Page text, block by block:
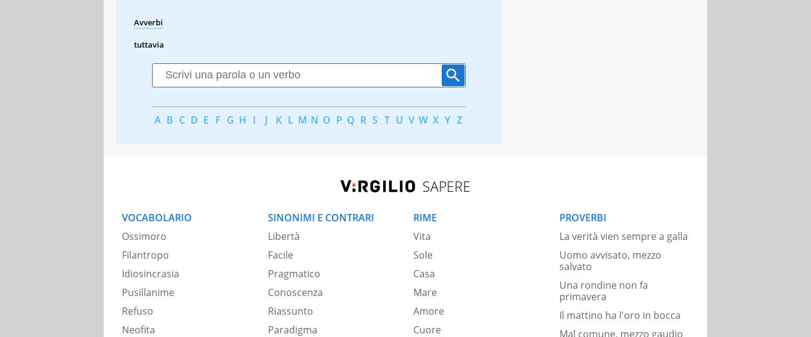
Avverbi
tuttavia
A B C D E F G H I J K L M N O P Q R S T U V W X Y Z
SAPERE
VOCABOLARIO
Ossimoro
Filantropo
Idiosincrasia
Pusillanime
Refuso
Neofita
SINONIMI E CONTRARI
Libertà
Facile
Pragmatico
Conoscenza
Riassunto
Paradigma
RIME
Vita
Sole
Casa
Mare
Amore
Cuore
PROVERBI
La verità vien sempre a galla
Uomo avvisato, mezzo
salvato
Una rondine non fa
primavera
Il mattino ha l'oro in bocca
Mal comune, mezzo gaudio